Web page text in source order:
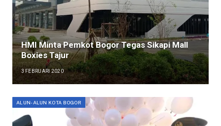
HMI Minta Pemkot Bogor Tegas Sikapi Mall
Boxies Tajur
3 FEBRUARI 2020
ALUN-ALUN KOTA BOGOR